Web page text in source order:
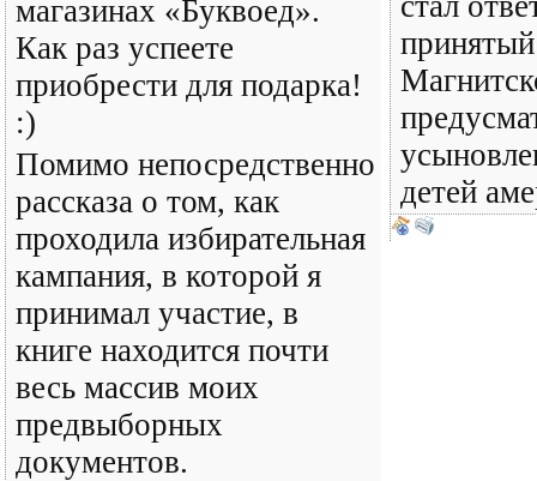
магазинах «Буквоед».
Как раз успеете
приобрести для подарка!
:)
Помимо непосредственно
рассказа о том, как
проходила избирательная
кампания, в которой я
принимал участие, в
книге находится почти
весь массив моих
предвыборных
документов.
детей